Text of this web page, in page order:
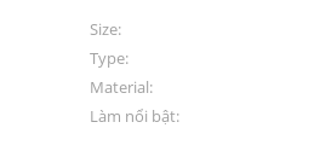
Size:
Type:
Material:
Làm nổi bật: